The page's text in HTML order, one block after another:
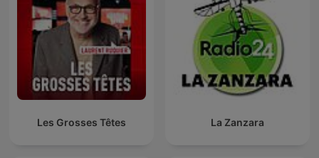
Les Grosses Têtes La Zanzara